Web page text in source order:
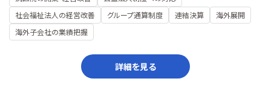
社会福祉法人の経営改善
グループ通算制度 連結決算
海外展開
海外子会社の業績把握
詳細を見る